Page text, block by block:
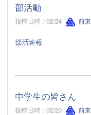
部活動
投稿日時 : 02/24 前東
部活速報
中学生の皆さん
投稿日時 : 02/20 前東